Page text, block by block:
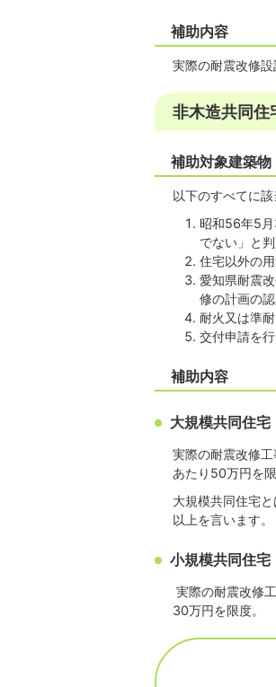
補助内容
実際の耐震改修
非木造共同住
補助対象建築物
以下のすべてに
昭和56年5月
でない」と
住宅以外の
愛知県耐震
修の計画の
耐火又は準
交付申請を行
補助内容
大規模共同住宅
実際の耐震改修
あたり50万円を限
大規模共同住宅
以上を言います。
小規模共同住宅
実際の耐震改修
30万円を限度。